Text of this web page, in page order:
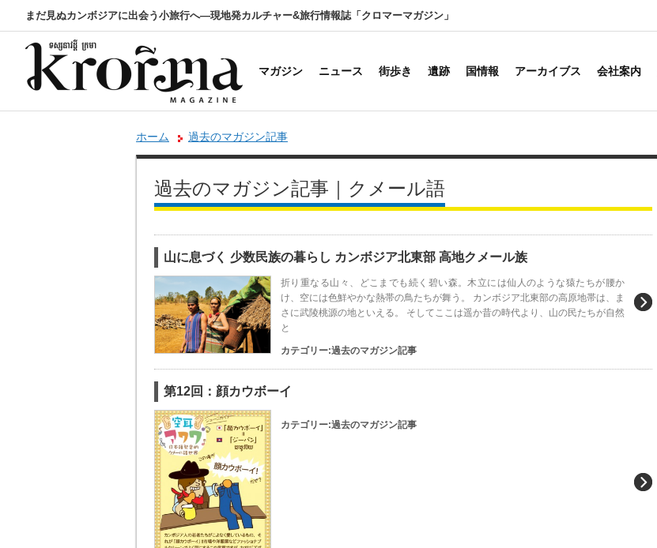
まだ見ぬカンボジアに出会う小旅行へ―現地発カルチャー&旅行情報誌「クロマーマガジン」
マガジン ニュース 街歩き 遺跡 国情報 アーカイブス 会社案内
ホーム 過去のマガジン記事
過去のマガジン記事｜クメール語
山に息づく 少数民族の暮らし カンボジア北東部 高地クメール族
折り重なる山々、どこまでも続く碧い森。木立には仙人のような猿たちが腰か
け、空には色鮮やかな熱帯の鳥たちが舞う。 カンボジア北東部の高原地帯は、ま
さに武陵桃源の地といえる。 そしてここは遥か昔の時代より、山の民たちが自然
と
カテゴリー:過去のマガジン記事
第12回：顔カウボーイ
カテゴリー:過去のマガジン記事